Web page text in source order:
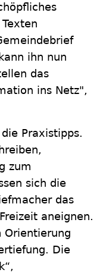
ihn nun
das
ins Netz",
Praxistipps.
zum
sich die
das
aneignen.
Orientierung
Die